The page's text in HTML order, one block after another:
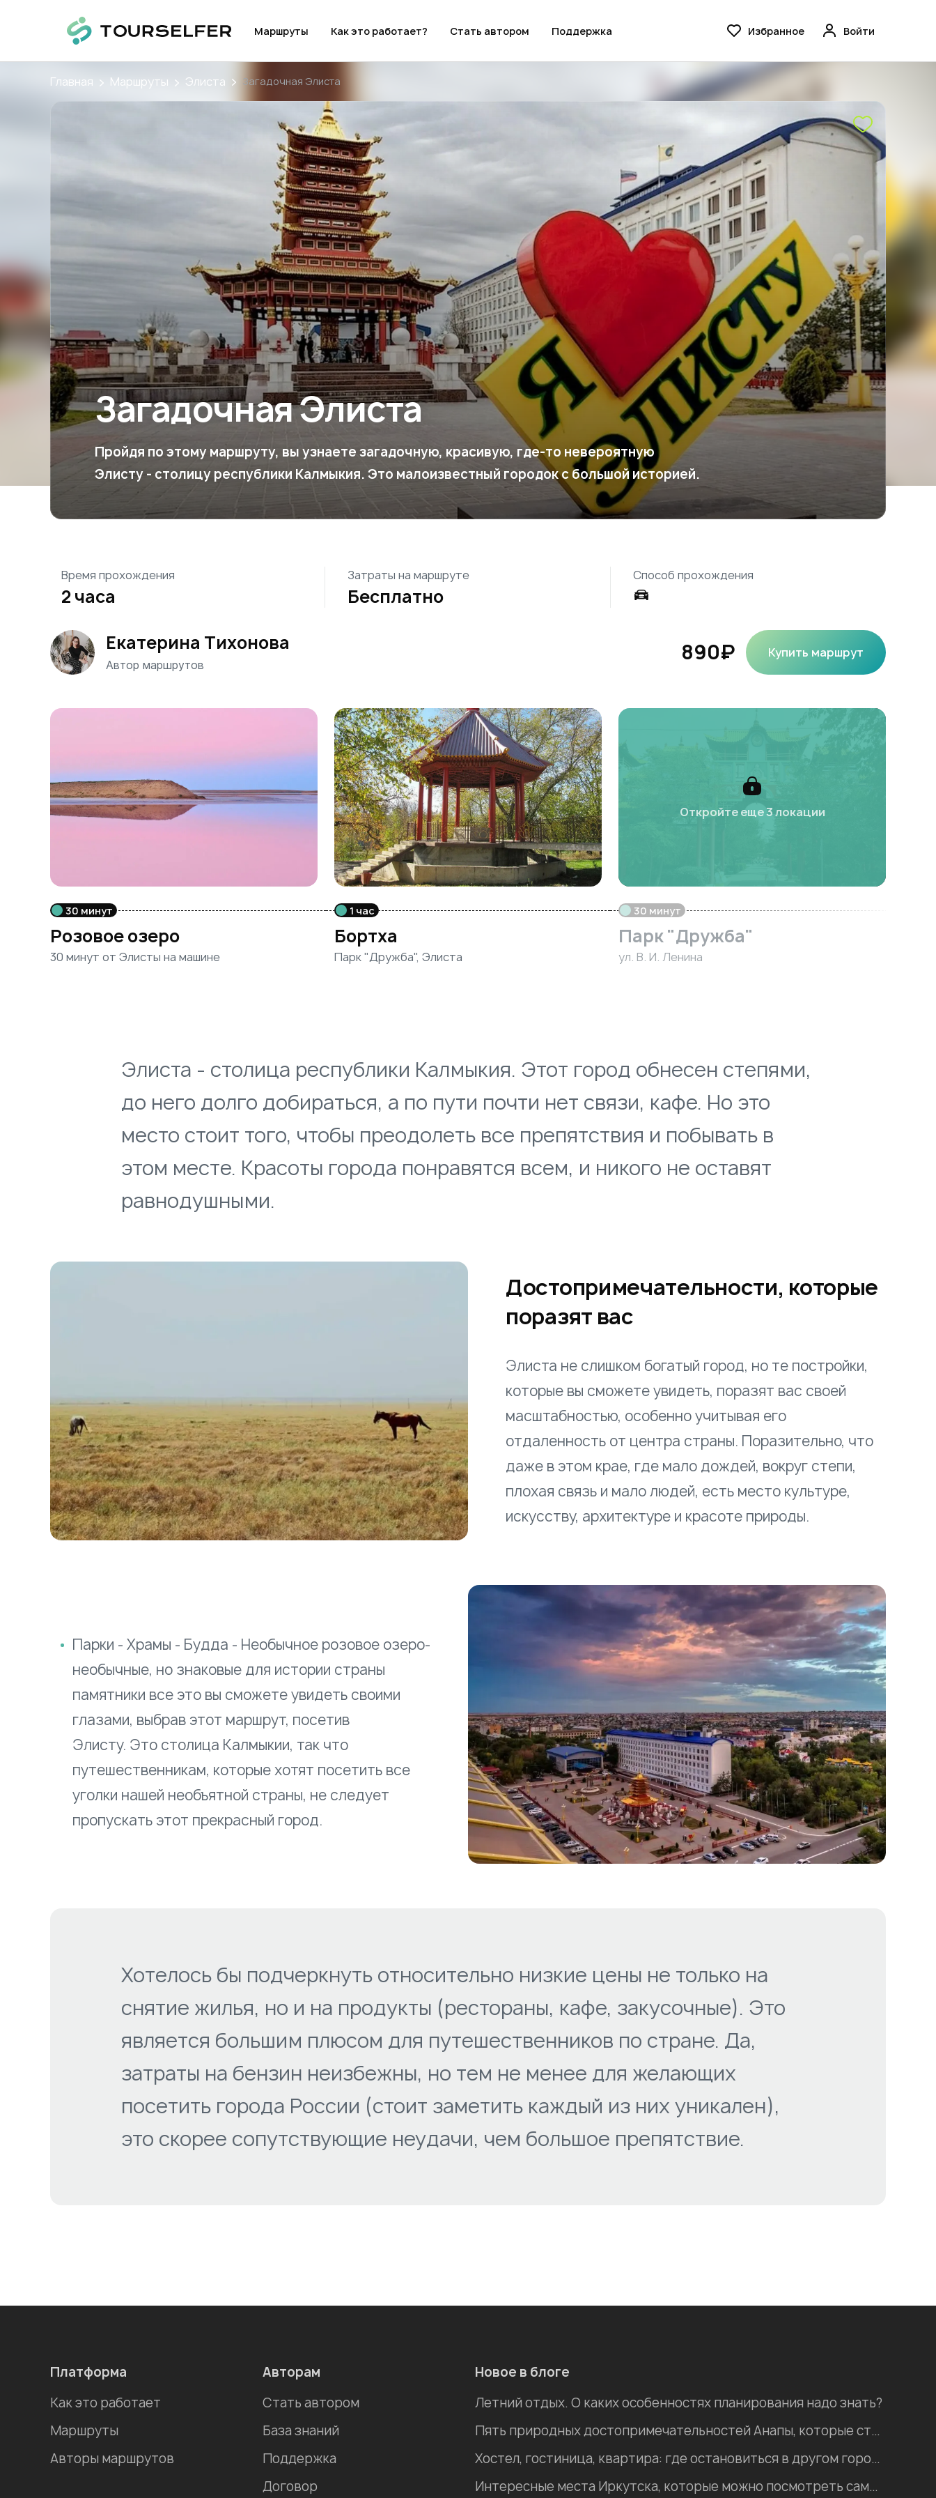
Маршруты Как это работает? Стать автором Поддержка Избранное Войти
Главная Маршруты Элиста Загадочная Элиста
Загадочная Элиста
Пройдя по этому маршруту, вы узнаете загадочную, красивую, где-то невероятную
Элисту - столицу республики Калмыкия. Это малоизвестный городок с большой историей.
Екатерина Тихонова
Автор маршрутов
Время прохождения
2 часа
Затраты на маршруте
Бесплатно
Способ прохождения
890₽ Купить маршрут
30 минут
Розовое озеро
30 минут от Элисты на машине
1 час
Бортха
Парк "Дружба", Элиста
Откройте еще 3 локации
30 минут
Парк "Дружба"
ул. В. И. Ленина
Элиста - столица республики Калмыкия. Этот город обнесен степями,
до него долго добираться, а по пути почти нет связи, кафе. Но это
место стоит того, чтобы преодолеть все препятствия и побывать в
этом месте. Красоты города понравятся всем, и никого не оставят
равнодушными.
Достопримечательности, которые
поразят вас
Элиста не слишком богатый город, но те постройки,
которые вы сможете увидеть, поразят вас своей
масштабностью, особенно учитывая его
отдаленность от центра страны. Поразительно, что
даже в этом крае, где мало дождей, вокруг степи,
плохая связь и мало людей, есть место культуре,
искусству, архитектуре и красоте природы.
Парки - Храмы - Будда - Необычное розовое озеро-
необычные, но знаковые для истории страны
памятники все это вы сможете увидеть своими
глазами, выбрав этот маршрут, посетив
Элисту. Это столица Калмыкии, так что
путешественникам, которые хотят посетить все
уголки нашей необъятной страны, не следует
пропускать этот прекрасный город.
Хотелось бы подчеркнуть относительно низкие цены не только на
снятие жилья, но и на продукты (рестораны, кафе, закусочные). Это
является большим плюсом для путешественников по стране. Да,
затраты на бензин неизбежны, но тем не менее для желающих
посетить города России (стоит заметить каждый из них уникален),
это скорее сопутствующие неудачи, чем большое препятствие.
Платформа
Как это работает
Маршруты
Авторы маршрутов
Авторам
Стать автором
База знаний
Поддержка
Договор
Новое в блоге
Летний отдых. О каких особенностях планирования надо знать?
Пять природных достопримечательностей Анапы, которые стоит посетить
Хостел, гостиница, квартира: где остановиться в другом городе во время отпуска?
Интересные места Иркутска, которые можно посмотреть самостоятельно